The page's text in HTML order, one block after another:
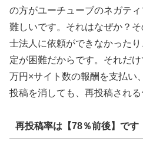
の方がユーチューブのネガテ
難しいです。それはなぜか？
士法人に依頼ができなかった
定が困難だからです。それだ
万円×サイト数の報酬を支払い
投稿を消しても、再投稿される
再投稿率は【78％前後】です